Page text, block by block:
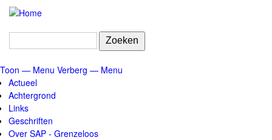
Overslaan
naar
gaan
Zoeken
Menu
Toon — Menu Verberg — Menu
Actueel
Achtergrond
Links
Geschriften
Over SAP - Grenzeloos